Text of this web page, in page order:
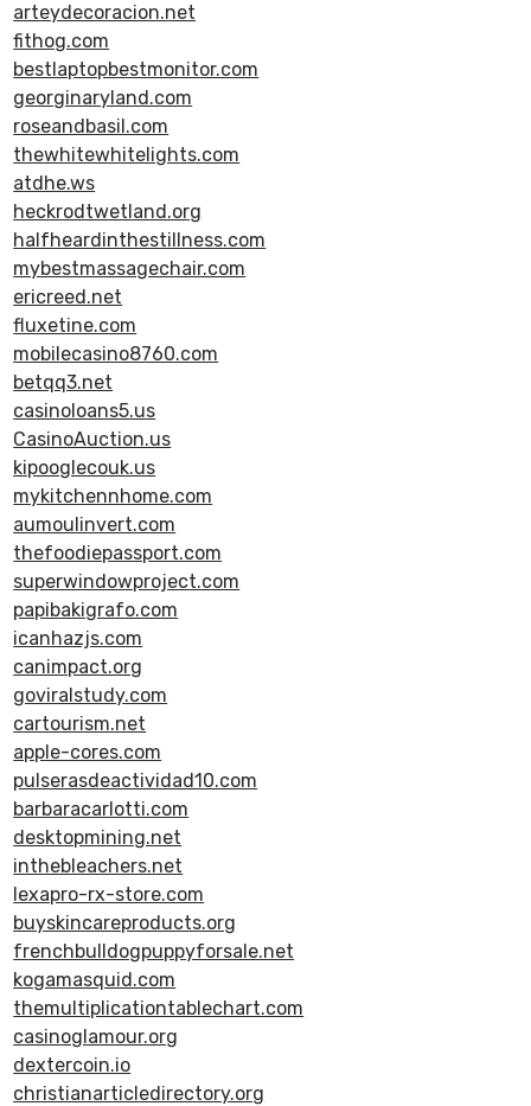
arteydecoracion.net
fithog.com
bestlaptopbestmonitor.com
georginaryland.com
roseandbasil.com
thewhitewhitelights.com
atdhe.ws
heckrodtwetland.org
halfheardinthestillness.com
mybestmassagechair.com
ericreed.net
fluxetine.com
mobilecasino8760.com
betqq3.net
casinoloans5.us
CasinoAuction.us
kipooglecouk.us
mykitchennhome.com
aumoulinvert.com
thefoodiepassport.com
superwindowproject.com
papibakigrafo.com
icanhazjs.com
canimpact.org
goviralstudy.com
cartourism.net
apple-cores.com
pulserasdeactividad10.com
barbaracarlotti.com
desktopmining.net
inthebleachers.net
lexapro-rx-store.com
buyskincareproducts.org
frenchbulldogpuppyforsale.net
kogamasquid.com
themultiplicationtablechart.com
casinoglamour.org
dextercoin.io
christianarticledirectory.org